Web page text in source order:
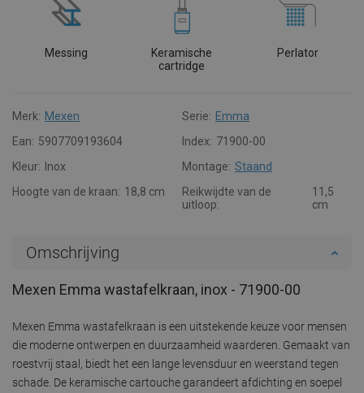
Messing
Keramische
cartridge
Perlator
Merk: Mexen Serie: Emma
Ean: 5907709193604 Index: 71900-00
Kleur:
Inox Montage: Staand
Hoogte van de kraan: 18,8 cm
Reikwijdte van de
uitloop:
11,5
cm
Omschrijving
Mexen Emma wastafelkraan, inox - 71900-00
Mexen Emma wastafelkraan is een uitstekende keuze voor mensen
die moderne ontwerpen en duurzaamheid waarderen. Gemaakt van
roestvrij staal, biedt het een lange levensduur en weerstand tegen
schade. De keramische cartouche garandeert afdichting en soepel